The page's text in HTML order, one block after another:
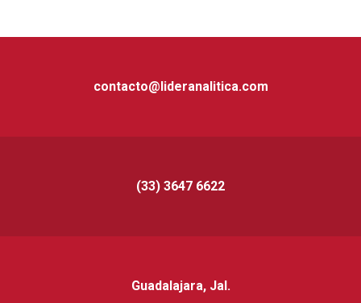
contacto@lideranalitica.com
(33) 3647 6622
Guadalajara, Jal.